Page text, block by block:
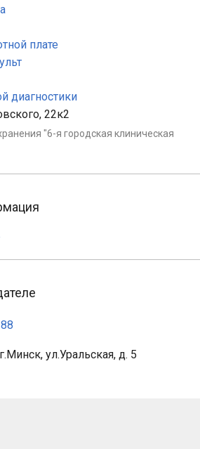
плате
диагностики
22к2
"6-я городская клиническая
ул.Уральская, д. 5